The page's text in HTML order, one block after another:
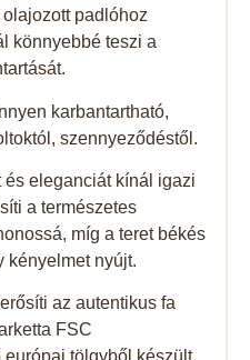
padlóhoz
könnyebbé teszi a
karbantartható,
szennyeződéstől.
eleganciát kínál igazi
a természetes
míg a teret békés
kényelmet nyújt.
az autentikus fa
FSC